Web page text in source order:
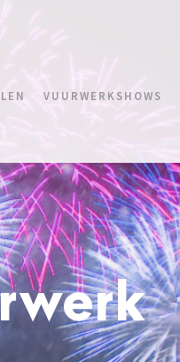
VUURWERKSHOWS